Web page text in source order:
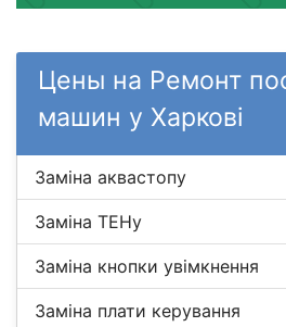
Цены на Ремонт
машин у Харкові
Заміна аквастопу
Заміна ТЕНу
Заміна кнопки увімкнення
Заміна плати керування